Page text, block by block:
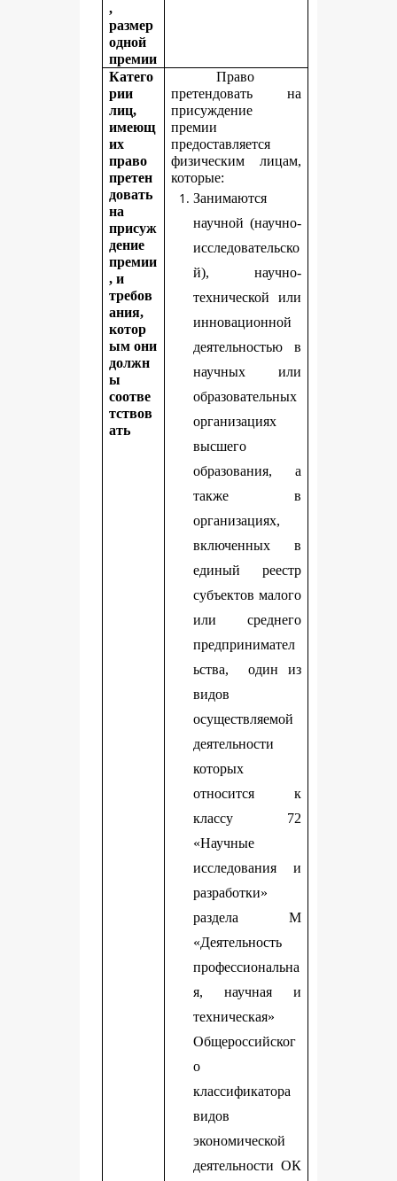
,
размер
одной
премии
Катего
рии
лиц,
имеющ
их
право
претен
довать
на
присуж
дение
премии
, и
требов
ания,
котор
ым они
должн
ы
соотве
тствов
ать
Право
претендовать на
присуждение
премии
предоставляется
физическим лицам,
которые:
Занимаются
научной (научно-
исследовательско
й), научно-
технической или
инновационной
деятельностью в
научных или
образовательных
организациях
высшего
образования, а
также в
организациях,
включенных в
единый реестр
субъектов малого
или среднего
предпринимател
ьства, один из
видов
осуществляемой
деятельности
которых
относится к
классу 72
«Научные
исследования и
разработки»
раздела М
«Деятельность
профессиональна
я, научная и
техническая»
Общероссийског
о
классификатора
видов
экономической
деятельности ОК